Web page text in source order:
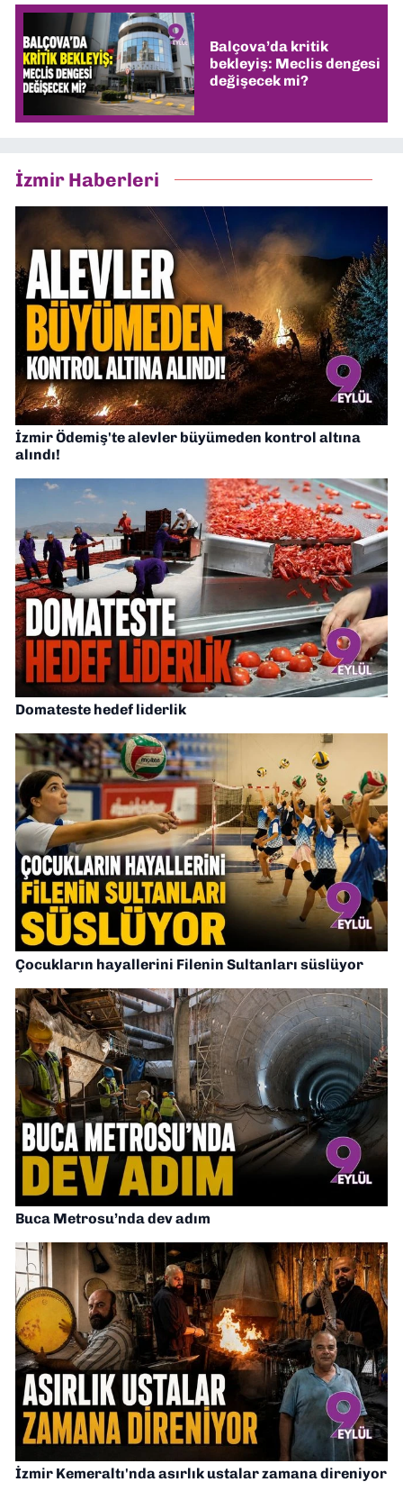
Balçova’da kritik
bekleyiş: Meclis dengesi
değişecek mi?
İzmir Haberleri
İzmir Ödemiş'te alevler büyümeden kontrol altına
alındı!
Domateste hedef liderlik
Çocukların hayallerini Filenin Sultanları süslüyor
Buca Metrosu’nda dev adım
İzmir Kemeraltı'nda asırlık ustalar zamana direniyor